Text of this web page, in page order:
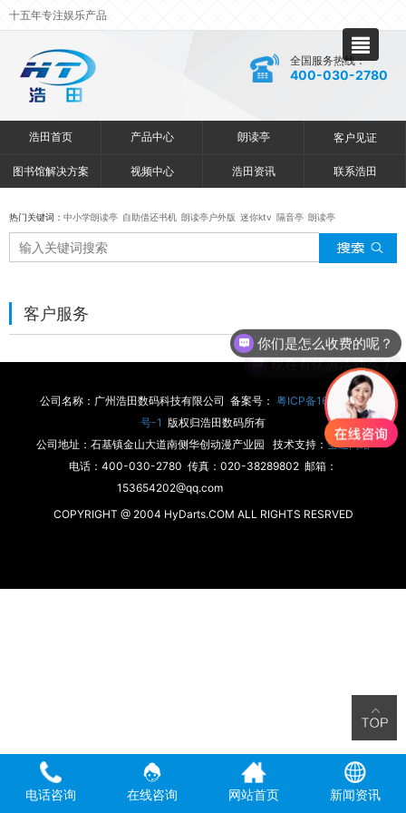
十五年专注娱乐产品
全国服务热线：
400-030-2780
浩田首页 产品中心 朗读亭 客户见证
图书馆解决方案 视频中心 浩田资讯 联系浩田
热门关键词： 中小学朗读亭 自助借还书机 朗读亭户外版 迷你ktv 隔音亭 朗读亭
客户服务
公司名称：广州浩田数码科技有限公司 备案号： 粤ICP备16068197
号-1 版权归浩田数码所有
公司地址：石基镇金山大道南侧华创动漫产业园 技术支持：全通网络
电话：400-030-2780 传真：020-38289802 邮箱：
153654202@qq.com
COPYRIGHT @ 2004 HyDarts.COM ALL RIGHTS RESRVED
电话咨询 在线咨询 网站首页 新闻资讯
你们是怎么收费的呢？
现在有优惠活动么？